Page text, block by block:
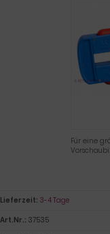
Für eine
Lieferzeit: 3-4 Tage
Art.Nr.: 37535